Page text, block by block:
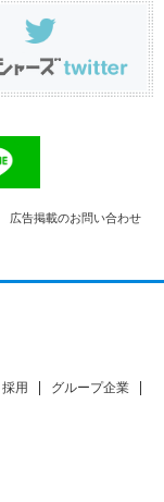
広告掲載のお問い合わせ
採用
グループ企業